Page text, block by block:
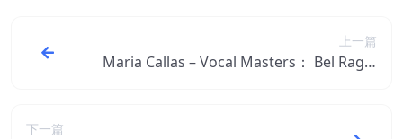
上一篇
Maria Callas – Vocal Masters： Bel Raggi
下一篇